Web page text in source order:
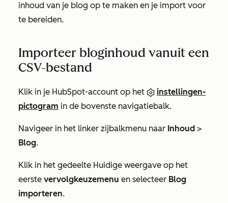
inhoud van je blog op te maken en je import voor
te bereiden.
Importeer bloginhoud vanuit een
CSV-bestand
Klik in je HubSpot-account op het
instellingen-
pictogram in de bovenste navigatiebalk.
Navigeer in het linker zijbalkmenu naar Inhoud >
Blog.
Klik in het gedeelte Huidige weergave op het
eerste vervolgkeuzemenu en selecteer Blog
importeren.